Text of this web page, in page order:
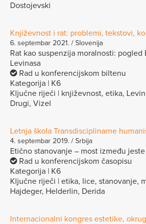
Dostojevski
Književnost i rat: problemi, tekstovi,
6. septembar 2021. / Slovenija
Rat kao suspenzija moralnosti: pogled
Levinasa
Rad u konferencijskom biltenu
Kategorija | K6
Ključne riječi | književnost, etika,
Drugi, Vizel
Letnja škola Transdisciplinarne
4. septembar 2019. / Srbija
Etično stanovanje – most između
Rad u konferencijskom časopisu
Kategorija | K6
Ključne riječi | etika, lice, stanovanje,
Hajdeger, Helderlin, Derida
Internacionalni kongres estetike,